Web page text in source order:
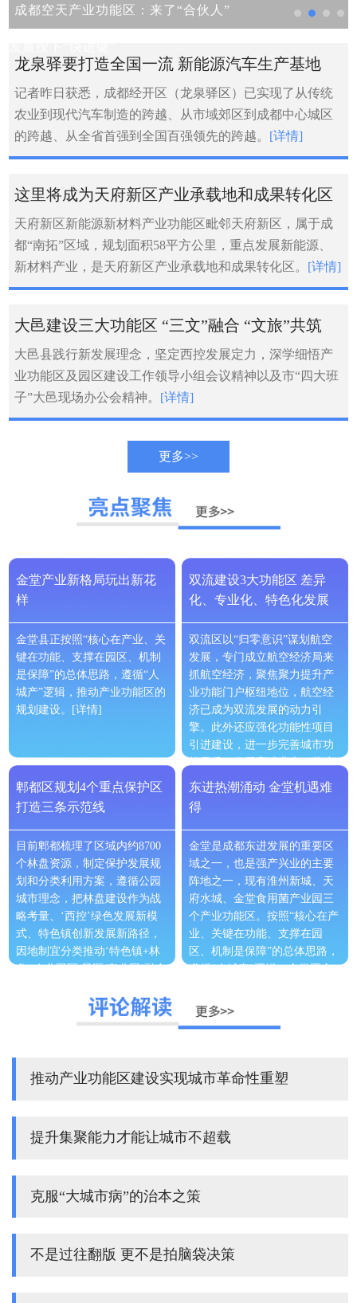
成都空天产业功能区：来了“合伙人”
龙泉驿要打造全国一流 新能源汽车生产基地
记者昨日获悉，成都经开区（龙泉驿区）已实现了从传统
农业到现代汽车制造的跨越、从市域郊区到成都中心城区
的跨越、从全省首强到全国百强领先的跨越。 [详情]
这里将成为天府新区产业承载地和成果转化区
天府新区新能源新材料产业功能区毗邻天府新区，属于成
都“南拓”区域，规划面积58平方公里，重点发展新能源、
新材料产业，是天府新区产业承载地和成果转化区。 [详情]
大邑建设三大功能区 “三文”融合 “文旅”共筑
大邑县践行新发展理念，坚定西控发展定力，深学细悟产
业功能区及园区建设工作领导小组会议精神以及市“四大班
子”大邑现场办公会精神。 [详情]
更多>>
金堂产业新格局玩出新花
样
金堂县正按照“核心在产业、关
键在功能、支撑在园区、机制
是保障”的总体思路，遵循“人
城产”逻辑，推动产业功能区的
规划建设。 [详情]
双流建设3大功能区 差异
化、专业化、特色化发展
双流区以“归零意识”谋划航空
发展，专门成立航空经济局来
抓航空经济，聚焦聚力提升产
业功能门户枢纽地位，航空经
济已成为双流发展的动力引
擎。此外还应强化功能性项目
引进建设，进一步完善城市功
能品质、发展高端业态、营造
多元场景，建设现代化国际范
的一流空港商务区。[详情]
郫都区规划4个重点保护区
打造三条示范线
目前郫都梳理了区域内约8700
个林盘资源，制定保护发展规
划和分类利用方案，遵循公园
城市理念，把林盘建设作为战
略考量、‘西控’绿色发展新模
式、特色镇创新发展新路径，
因地制宜分类推动‘特色镇+林
盘+农业园区/景区/产业园’融合
[详情]
东进热潮涌动 金堂机遇难
得
金堂是成都东进发展的重要区
域之一，也是强产兴业的主要
阵地之一，现有淮州新城、天
府水城、金堂食用菌产业园三
个产业功能区。按照“核心在产
业、关键在功能、支撑在园
区、机制是保障”的总体思路，
遵循“人城产”逻辑，金堂正全
设。[详情]
推动产业功能区建设实现城市革命性重塑
提升集聚能力才能让城市不超载
克服“大城市病”的治本之策
不是过往翻版 更不是拍脑袋决策